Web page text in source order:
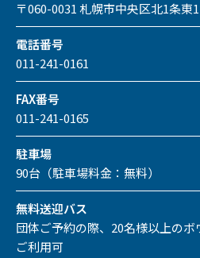
〒060-0031 札幌市中央区北1条東
電話番号
011-241-0161
FAX番号
011-241-0165
駐車場
90台（駐車場料金：無料）
無料送迎バス
団体ご予約の際、20名様以上の
ご利用可